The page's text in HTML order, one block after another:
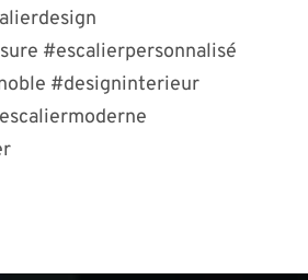
#escalierpersonnalisé
#designinterieur